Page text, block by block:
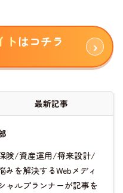
トはコチラ
最新記事
険/資産運用/将来設計/
みを解決するWebメディ
ャルプランナーが記事を